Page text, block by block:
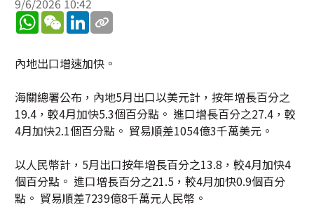
9/6/2026 10:42
WhatsApp
WeChatLinkedIn
內地出口增速加快。
海關總署公布，內地5月出口以美元計，按年增長百分之
19.4，較4月加快5.3個百分點。 進口增長百分之27.4，較
4月加快2.1個百分點。 貿易順差1054億3千萬美元。
以人民幣計，5月出口按年增長百分之13.8，較4月加快4
個百分點。 進口增長百分之21.5，較4月加快0.9個百分
點。 貿易順差7239億8千萬元人民幣。